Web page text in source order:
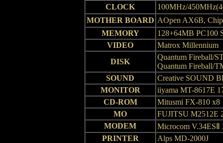
CLOCK
100MHz/
MOTHER BOARD AOpen AX6B,
MEMORY
128+64MB PC100
VIDEO
Matrox Millennium
DISK
Quantum Fireball/
Quantum Fireball/
SOUND
Creative SOUND
MONITOR
iiyama MT-8617E
CD-ROM
Mitusmi FX-810 x8
MO
FUJITSU M2512E
MODEM
Microcom V.34ESⅡ
PRINTER
Alps MD-2000J